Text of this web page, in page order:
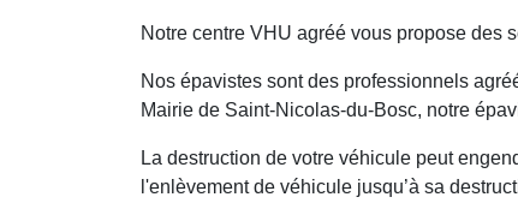
Notre centre VHU agréé vous propose des
Nos épavistes sont des professionnels
Mairie de Saint-Nicolas-du-Bosc, notre
La destruction de votre véhicule peut
l'enlèvement de véhicule jusqu’à sa